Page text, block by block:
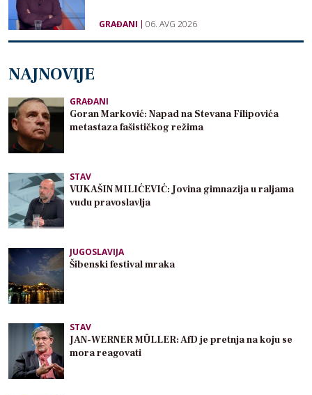
GRAĐANI 06. AVG 2026
NAJNOVIJE
GRAĐANI
Goran Marković: Napad na Stevana Filipovića
metastaza fašističkog režima
STAV
VUKAŠIN MILIĆEVIĆ: Jovina gimnazija u raljama
vudu pravoslavlja
JUGOSLAVIJA
Šibenski festival mraka
STAV
JAN-WERNER MÜLLER: AfD je pretnja na koju se
mora reagovati